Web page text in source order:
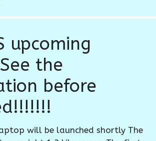
upcoming
the
before
will be launched shortly The